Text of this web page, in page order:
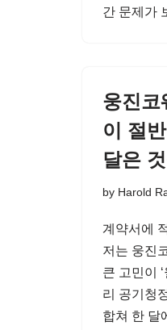
간 문제가
웅진코
이 절
달은
by Harold
계약서에
저는 웅진
큰 고민이
리 공기청
합쳐 한 달